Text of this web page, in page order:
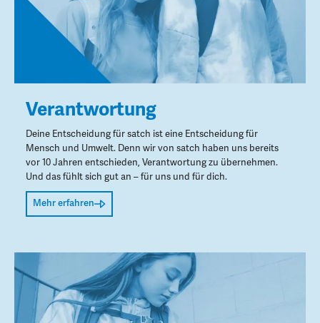
Verantwortung
Deine Entscheidung für satch ist eine Entscheidung für
Mensch und Umwelt. Denn wir von satch haben uns bereits
vor 10 Jahren entschieden, Verantwortung zu übernehmen.
Und das fühlt sich gut an – für uns und für dich.
Mehr erfahren